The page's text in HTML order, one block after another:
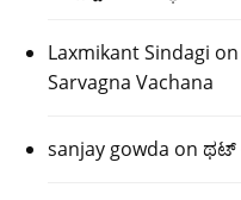
Laxmikant Sindagi on
Sarvagna Vachana
sanjay gowda on ಥಟ್